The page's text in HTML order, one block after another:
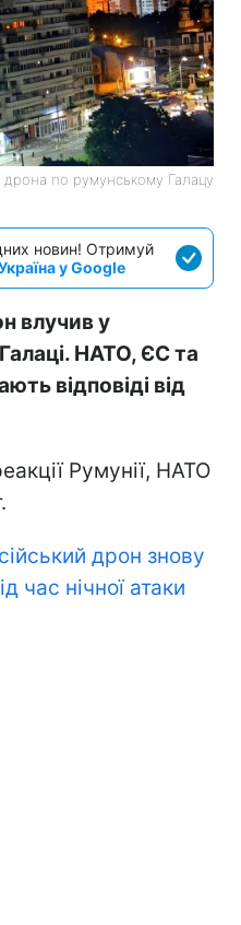
дрона по румунському Галацу
новин! Отримуй
у Google
влучив у
НАТО, ЄС та
відповіді від
Румунії, НАТО
дрон знову
час нічної атаки